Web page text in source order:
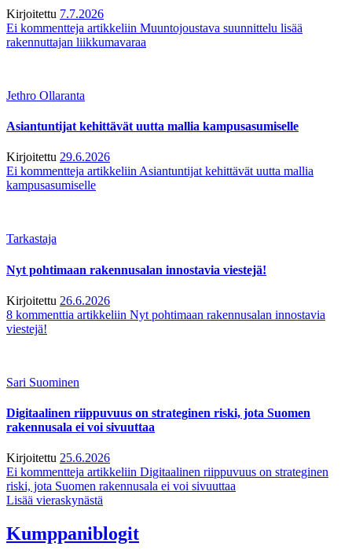
Kirjoitettu 7.7.2026
Ei kommentteja artikkeliin Muuntojoustava suunnittelu lisää
rakennuttajan liikkumavaraa
Jethro Ollaranta
Asiantuntijat kehittävät uutta mallia kampusasumiselle
Kirjoitettu 29.6.2026
Ei kommentteja artikkeliin Asiantuntijat kehittävät uutta mallia
kampusasumiselle
Tarkastaja
Nyt pohtimaan rakennusalan innostavia viestejä!
Kirjoitettu 26.6.2026
8 kommenttia artikkeliin Nyt pohtimaan rakennusalan innostavia
viestejä!
Sari Suominen
Digitaalinen riippuvuus on strateginen riski, jota Suomen
rakennusala ei voi sivuuttaa
Kirjoitettu 25.6.2026
Ei kommentteja artikkeliin Digitaalinen riippuvuus on strateginen
riski, jota Suomen rakennusala ei voi sivuuttaa
Lisää vieraskynästä
Kumppaniblogit